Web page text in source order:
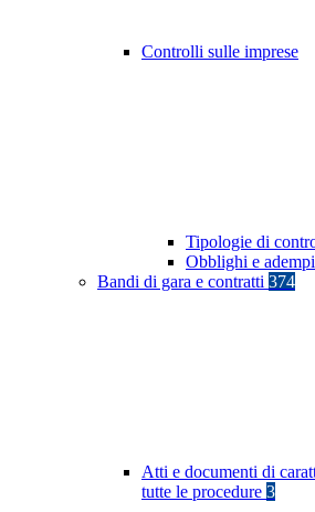
Controlli sulle imprese
Tipologie di
Obblighi e
Bandi di gara e contratti 374
Atti e documenti di
tutte le procedure 3